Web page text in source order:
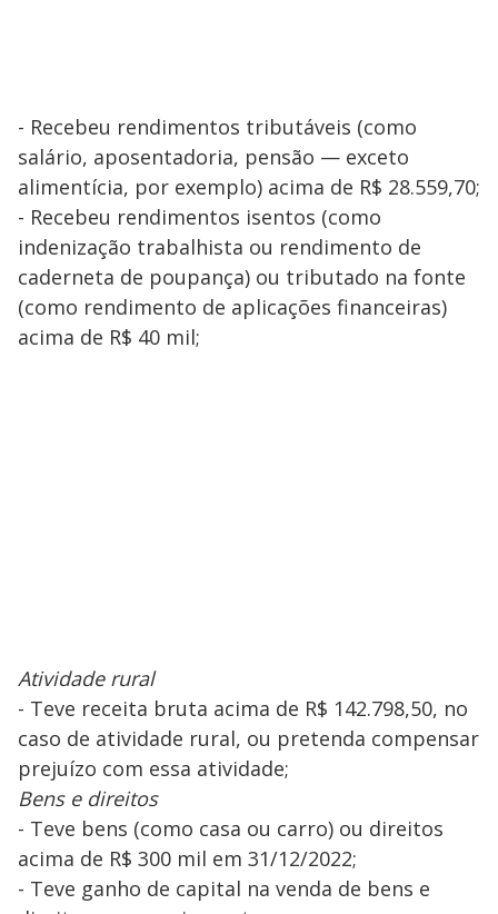
- Recebeu rendimentos tributáveis (como
salário, aposentadoria, pensão — exceto
alimentícia, por exemplo) acima de R$ 28.559,70;
- Recebeu rendimentos isentos (como
indenização trabalhista ou rendimento de
caderneta de poupança) ou tributado na fonte
(como rendimento de aplicações financeiras)
acima de R$ 40 mil;
Atividade rural
- Teve receita bruta acima de R$ 142.798,50, no
caso de atividade rural, ou pretenda compensar
prejuízo com essa atividade;
Bens e direitos
- Teve bens (como casa ou carro) ou direitos
acima de R$ 300 mil em 31/12/2022;
- Teve ganho de capital na venda de bens e